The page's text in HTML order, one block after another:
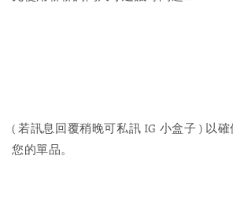
( 若訊息回覆稍晚可私訊 IG 小盒子 ) 以
您的單品。